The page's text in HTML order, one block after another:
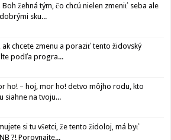
Boh žehná tým, čo chcú nielen zmeniť seba ale
sku...
ak chcete zmenu a poraziť tento židovský
podľa progra...
ho! – hoj, mor ho! detvo môjho rodu, kto
siahne na tvoju...
si tu všetci, že tento židoloj, má byť
?! Porovnajte...